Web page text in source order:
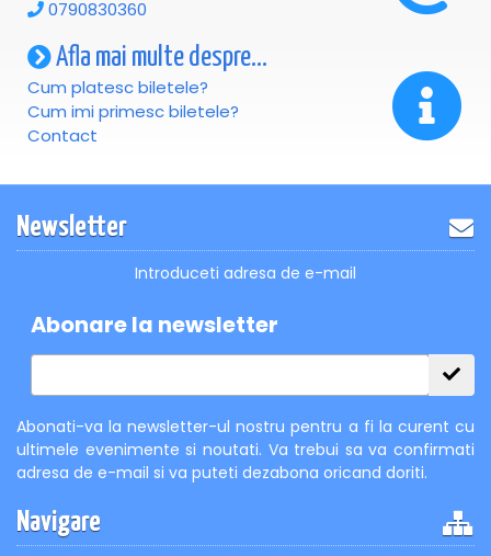
0790830360
Afla mai multe despre...
Cum platesc biletele?
Cum imi primesc biletele?
Contact
Newsletter
Introduceti adresa de e-mail
Abonare la newsletter
Abonati-va la newsletter-ul nostru pentru a fi la curent cu
ultimele evenimente si noutati. Va trebui sa va confirmati
adresa de e-mail si va puteti dezabona oricand doriti.
Navigare